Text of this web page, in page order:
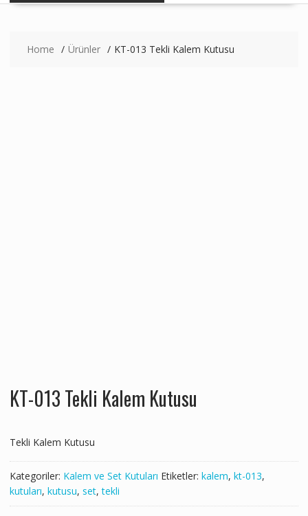
Home Ürünler KT-013 Tekli Kalem Kutusu
KT-013 Tekli Kalem Kutusu
Tekli Kalem Kutusu
Kategoriler: Kalem ve Set Kutuları Etiketler: kalem, kt-013,
kutuları, kutusu, set,tekli